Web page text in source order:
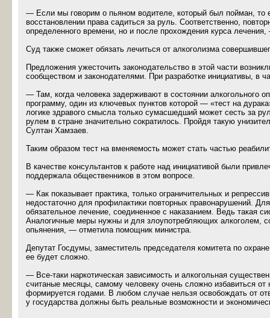
— Если мы говорим о пьяном водителе, который был пойман, то
восстановлении права садиться за руль. Соответственно,
определенного времени, но и после прохождения курса
Суд также сможет обязать лечиться от алкоголизма
Предложения ужесточить законодательство в этой части
сообществом и законодателями. При разработке инициативы, в
— Там, когда человека задерживают в состоянии алкогольного
программу, один из ключевых пунктов которой — «тест на
логике здравого смысла только сумасшедший может сесть за
рулем в стране значительно сократилось. Пройдя такую
Султан Хамзаев.
Таким образом тест на вменяемость может стать частью
В качестве консультантов к работе над инициативой были
поддержала общественников в этом вопросе.
— Как показывает практика, только ограничительных и
недостаточно для профилактики повторных правонарушений.
обязательное лечение, соединенное с наказанием. Ведь такая
Аналогичные меры нужны и для злоупотребляющих алкоголем,
опьянения, — отметила помощник министра.
Депутат Госдумы, заместитель председателя комитета по
ее будет сложно.
— Все-таки наркотическая зависимость и алкогольная
считаные месяцы, самому человеку очень сложно избавиться от
формируется годами. В любом случае нельзя освобождать от
у государства должны быть реальные возможности и